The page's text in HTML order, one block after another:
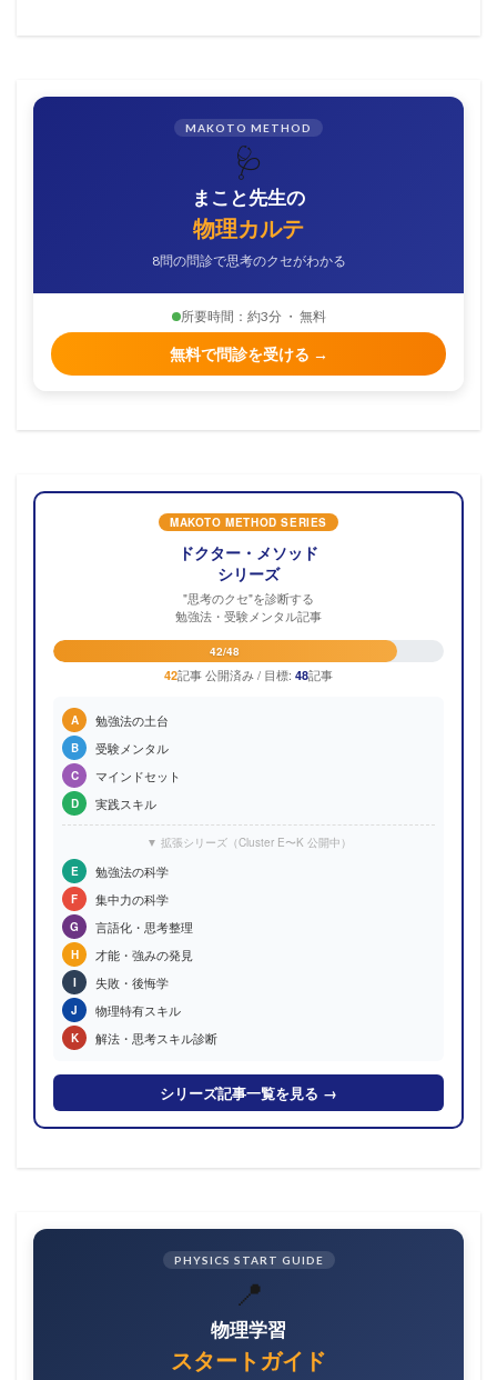
MAKOTO METHOD
🩺
まこと先生の
物理カルテ
8問の問診で思考のクセがわかる
所要時間：約3分 ・ 無料
無料で問診を受ける →
MAKOTO METHOD SERIES
ドクター・メソッド
シリーズ
"思考のクセ"を診断する
勉強法・受験メンタル記事
42/48
42記事 公開済み / 目標: 48記事
A 勉強法の土台
B 受験メンタル
C マインドセット
D 実践スキル
▼ 拡張シリーズ（Cluster E〜K 公開中）
E
勉強法の科学
F 集中力の科学
G 言語化・思考整理
H 才能・強みの発見
I 失敗・後悔学
J 物理特有スキル
K 解法・思考スキル診断
シリーズ記事一覧を見る →
PHYSICS START GUIDE
📍
物理学習
スタートガイド